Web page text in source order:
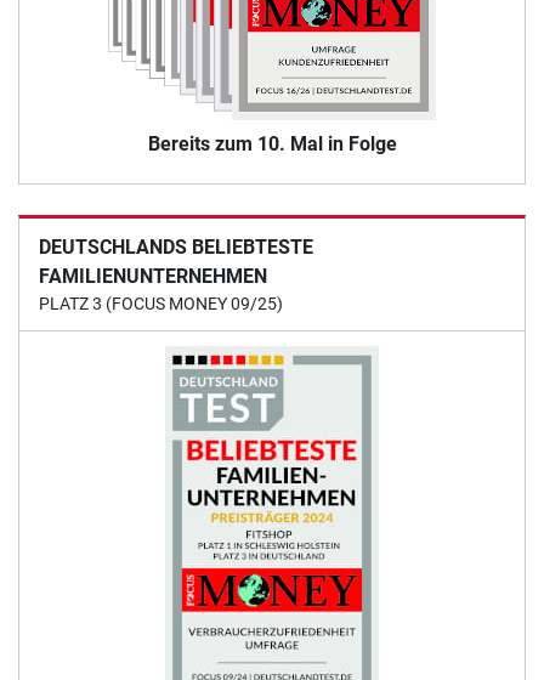
Bereits zum 10. Mal in Folge
DEUTSCHLANDS BELIEBTESTE
FAMILIENUNTERNEHMEN
PLATZ 3 (FOCUS MONEY 09/25)